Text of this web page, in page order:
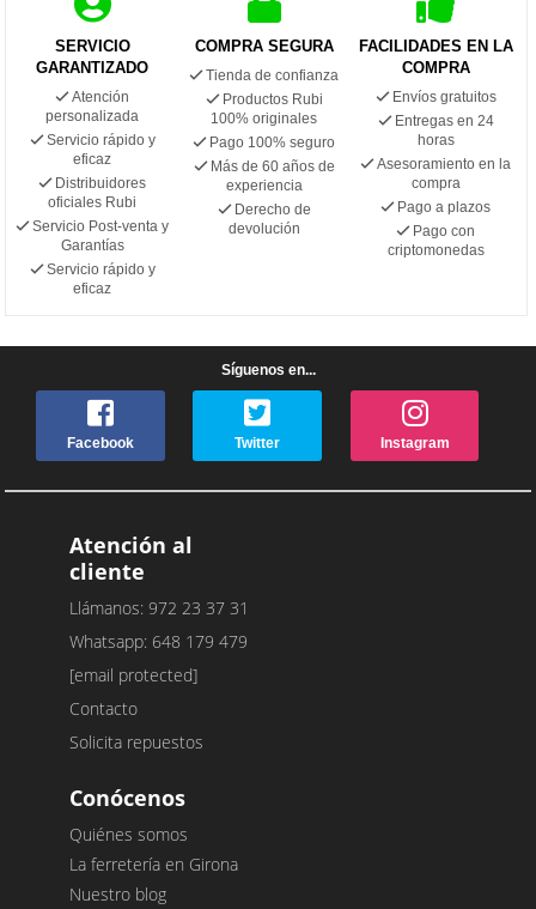
SERVICIO
GARANTIZADO
Atención
personalizada
Servicio rápido y
eficaz
Distribuidores
oficiales Rubi
Servicio Post-venta y
Garantías
Servicio rápido y
eficaz
COMPRA SEGURA
Tienda de confianza
Productos Rubi
100% originales
Pago 100% seguro
Más de 60 años de
experiencia
Derecho de
devolución
FACILIDADES EN LA
COMPRA
Envíos gratuitos
Entregas en 24
horas
Asesoramiento en la
compra
Pago a plazos
Pago con
criptomonedas
Síguenos en...
Facebook Twitter Instagram
Atención al
cliente
Llámanos: 972 23 37 31
Whatsapp: 648 179 479
[email protected]
Contacto
Solicita repuestos
Conócenos
Quiénes somos
La ferretería en Girona
Nuestro blog